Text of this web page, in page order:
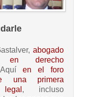
abogado
en derecho
en el foro
una primera
, incluso